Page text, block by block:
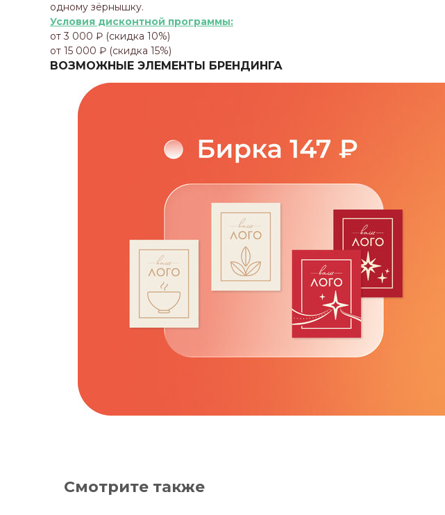
одному зёрнышку.
Условия дисконтной программы:
от 3 000 ₽ (скидка 10%)
от 15 000 ₽ (скидка 15%)
ВОЗМОЖНЫЕ ЭЛЕМЕНТЫ БРЕНДИНГА
Смотрите также